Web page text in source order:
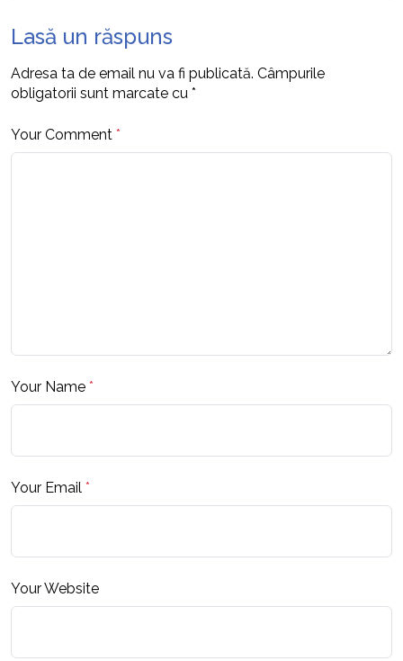
Lasă un răspuns
Adresa ta de email nu va fi publicată. Câmpurile
obligatorii sunt marcate cu *
Your Comment *
Your Name *
Your Email *
Your Website